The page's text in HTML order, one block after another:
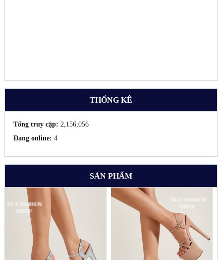
THỐNG KÊ
Tổng truy cập: 2,156,056
Đang online: 4
SẢN PHẨM